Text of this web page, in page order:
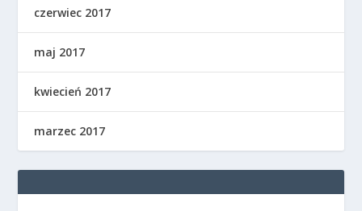
czerwiec 2017
maj 2017
kwiecień 2017
marzec 2017